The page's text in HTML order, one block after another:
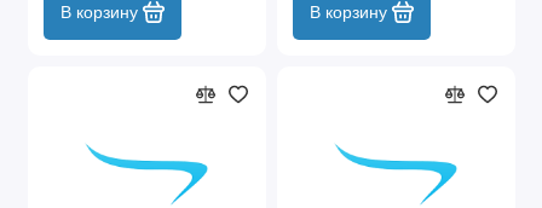
В корзину В корзину